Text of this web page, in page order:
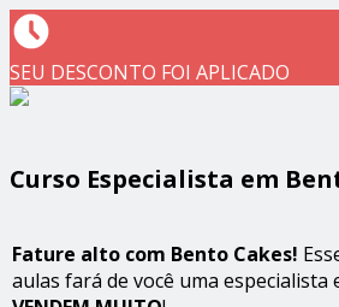
SEU DESCONTO FOI APLICADO
Curso Especialista em
Fature alto com Bento Cakes!
aulas fará de você uma especialista